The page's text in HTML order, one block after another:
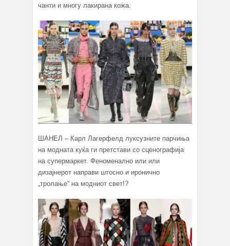
чанти и многу лакирана кожа.
ШАНЕЛ – Карл Лагерфелд луксузните парчиња
на модната куќа ги претстави со сценографија
на супермаркет. Феноменално или или
дизајнерот направи штосно и иронично
„тролање“ на модниот свет!?